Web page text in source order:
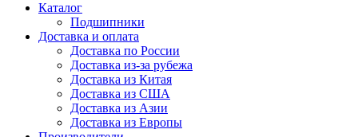
Каталог
Подшипники
Доставка и оплата
Доставка по России
Доставка из-за рубежа
Доставка из Китая
Доставка из США
Доставка из Азии
Доставка из Европы